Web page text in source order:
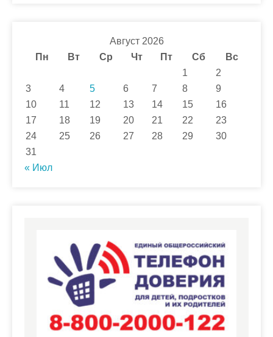
Август 2026
Пн
Вт Ср Чт Пт Сб
Вс
1
2
3
4 5 6 7 8
9
10
11 12 13 14 15
16
17
18 19 20 21 22
23
24
25 26 27 28 29
30
31
« Июл